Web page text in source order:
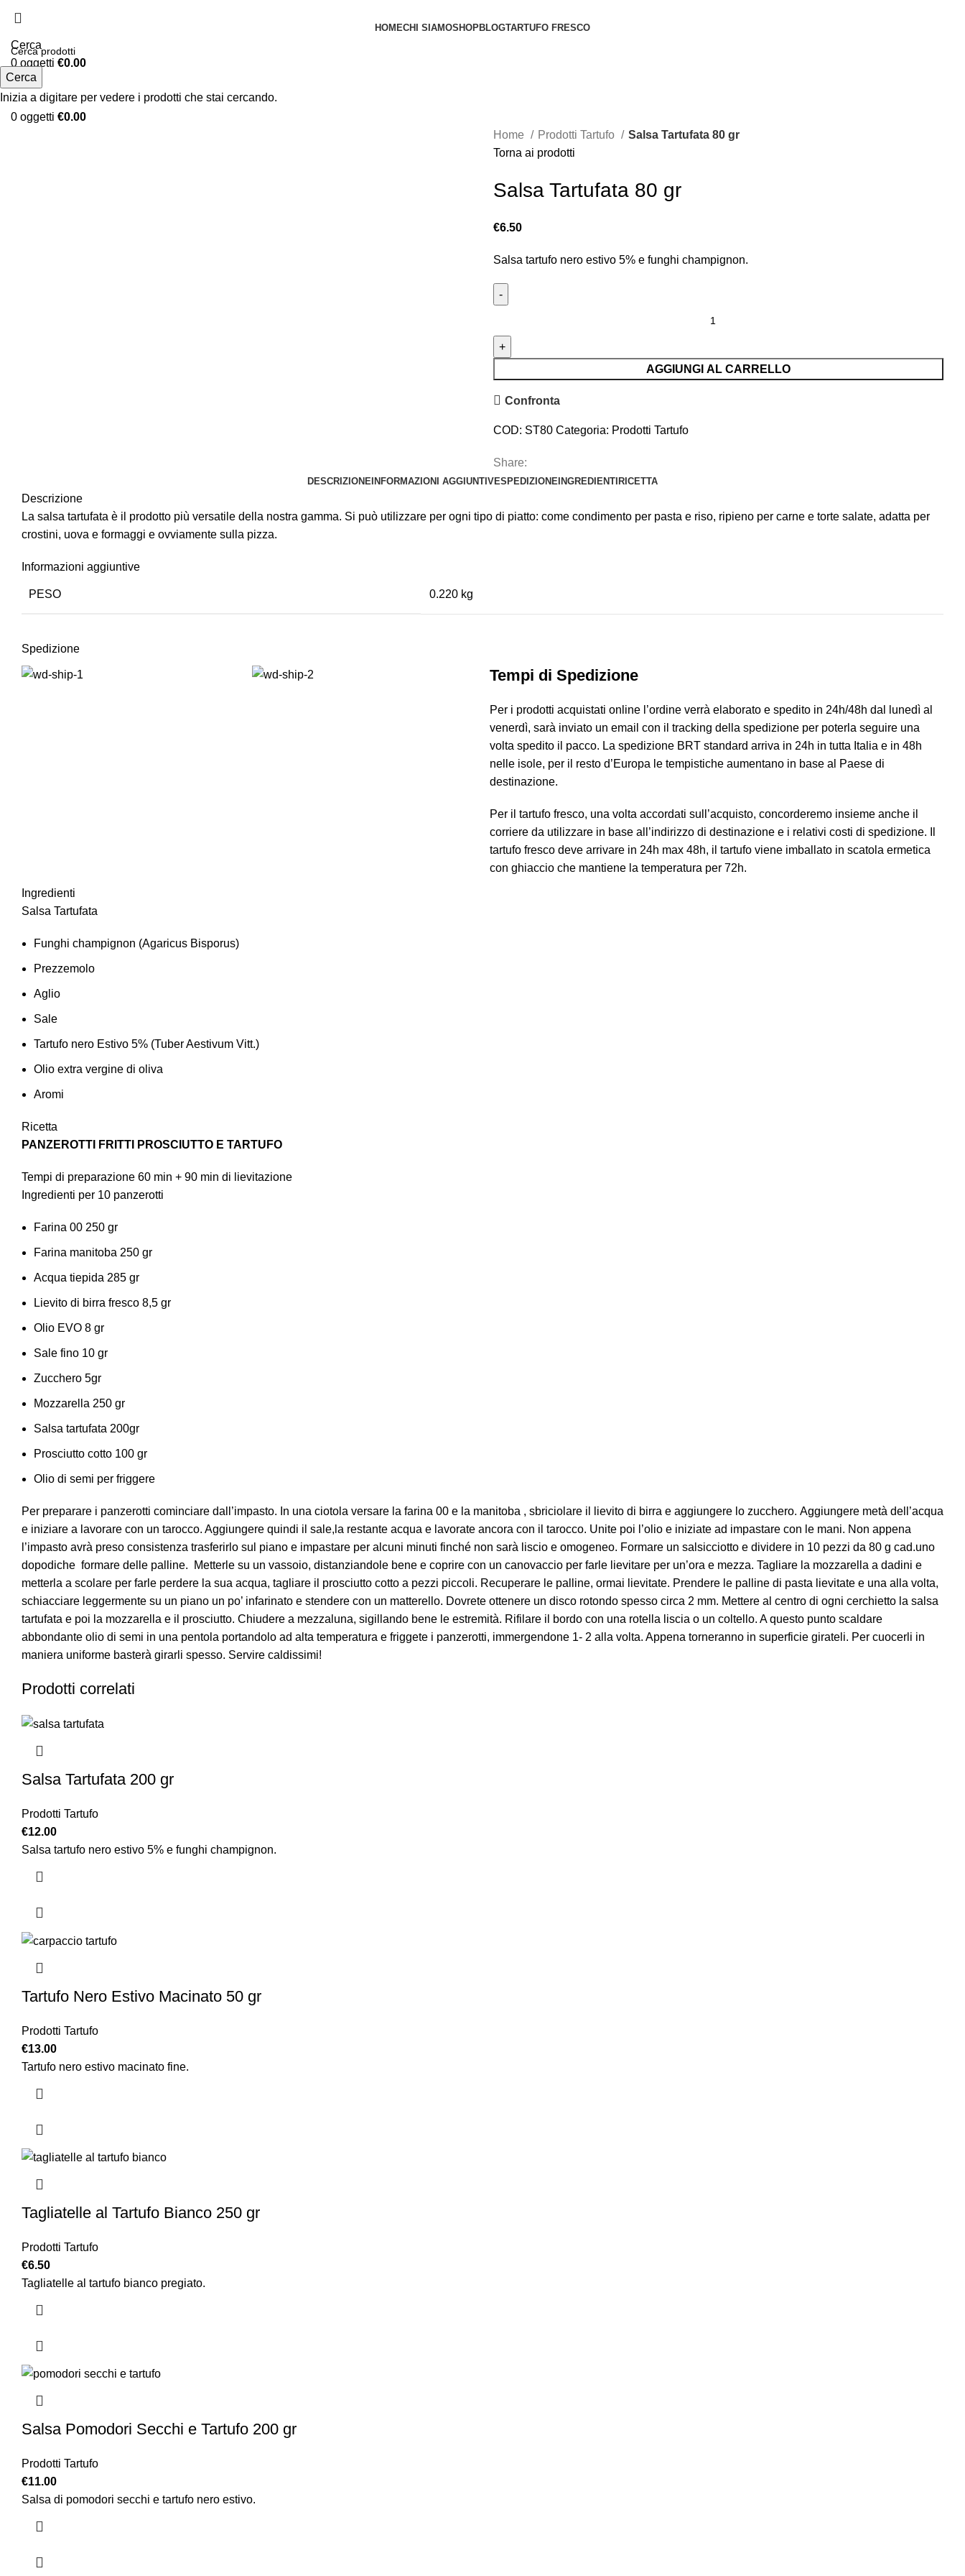
HOMECHI SIAMOSHOPBLOGTARTUFO FRESCO
Cerca
0 oggetti €0.00
Menu
0 oggetti €0.00
Home Prodotti Tartufo
Salsa Tartufata 80 gr
Torna ai prodotti
Salsa Tartufata 80 gr
€6.50
Salsa tartufo nero estivo 5% e funghi champignon.
AGGIUNGI AL CARRELLO
Confronta
COD: ST80 Categoria: Prodotti Tartufo
Share:
DESCRIZIONE INFORMAZIONI AGGIUNTIVESPEDIZIONE INGREDIENTI RICETTA
Descrizione
La salsa tartufata è il prodotto più versatile della nostra gamma. Si può utilizzare per ogni tipo di piatto: come condimento per pasta e riso, ripieno per carne e torte salate, adatta per
crostini, uova e formaggi e ovviamente sulla pizza.
Informazioni aggiuntive
PESO 0.220 kg
Spedizione
Tempi di Spedizione
Per i prodotti acquistati online l’ordine verrà elaborato e spedito in 24h/48h dal lunedì al
venerdì, sarà inviato un email con il tracking della spedizione per poterla seguire una
volta spedito il pacco. La spedizione BRT standard arriva in 24h in tutta Italia e in 48h
nelle isole, per il resto d’Europa le tempistiche aumentano in base al Paese di
destinazione.
Per il tartufo fresco, una volta accordati sull’acquisto, concorderemo insieme anche il
corriere da utilizzare in base all’indirizzo di destinazione e i relativi costi di spedizione. Il
tartufo fresco deve arrivare in 24h max 48h, il tartufo viene imballato in scatola ermetica
con ghiaccio che mantiene la temperatura per 72h.
Ingredienti
Salsa Tartufata
Funghi champignon (Agaricus Bisporus)
Prezzemolo
Aglio
Sale
Tartufo nero Estivo 5% (Tuber Aestivum Vitt.)
Olio extra vergine di oliva
Aromi
Ricetta
PANZEROTTI FRITTI PROSCIUTTO E TARTUFO
Tempi di preparazione 60 min + 90 min di lievitazione
Ingredienti per 10 panzerotti
Farina 00 250 gr
Farina manitoba 250 gr
Acqua tiepida 285 gr
Lievito di birra fresco 8,5 gr
Olio EVO 8 gr
Sale fino 10 gr
Zucchero 5gr
Mozzarella 250 gr
Salsa tartufata 200gr
Prosciutto cotto 100 gr
Olio di semi per friggere
Per preparare i panzerotti cominciare dall’impasto. In una ciotola versare la farina 00 e la manitoba , sbriciolare il lievito di birra e aggiungere lo zucchero. Aggiungere metà dell’acqua
e iniziare a lavorare con un tarocco. Aggiungere quindi il sale,la restante acqua e lavorate ancora con il tarocco. Unite poi l’olio e iniziate ad impastare con le mani. Non appena
l’impasto avrà preso consistenza trasferirlo sul piano e impastare per alcuni minuti finché non sarà liscio e omogeneo. Formare un salsicciotto e dividere in 10 pezzi da 80 g cad.uno
dopodiche formare delle palline. Metterle su un vassoio, distanziandole bene e coprire con un canovaccio per farle lievitare per un’ora e mezza. Tagliare la mozzarella a dadini e
metterla a scolare per farle perdere la sua acqua, tagliare il prosciutto cotto a pezzi piccoli. Recuperare le palline, ormai lievitate. Prendere le palline di pasta lievitate e una alla volta,
schiacciare leggermente su un piano un po’ infarinato e stendere con un matterello. Dovrete ottenere un disco rotondo spesso circa 2 mm. Mettere al centro di ogni cerchietto la salsa
tartufata e poi la mozzarella e il prosciutto. Chiudere a mezzaluna, sigillando bene le estremità. Rifilare il bordo con una rotella liscia o un coltello. A questo punto scaldare
abbondante olio di semi in una pentola portandolo ad alta temperatura e friggete i panzerotti, immergendone 1- 2 alla volta. Appena torneranno in superficie girateli. Per cuocerli in
maniera uniforme basterà girarli spesso. Servire caldissimi!
Prodotti correlati
Salsa Tartufata 200 gr
Prodotti Tartufo
€12.00
Salsa tartufo nero estivo 5% e funghi champignon.
Tartufo Nero Estivo Macinato 50 gr
Prodotti Tartufo
€13.00
Tartufo nero estivo macinato fine.
Tagliatelle al Tartufo Bianco 250 gr
Prodotti Tartufo
€6.50
Tagliatelle al tartufo bianco pregiato.
Salsa Pomodori Secchi e Tartufo 200 gr
Prodotti Tartufo
€11.00
Salsa di pomodori secchi e tartufo nero estivo.
Cerca
Inizia a digitare per vedere i prodotti che stai cercando.